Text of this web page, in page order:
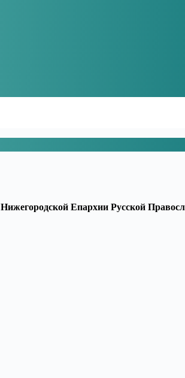
Епархии Русской